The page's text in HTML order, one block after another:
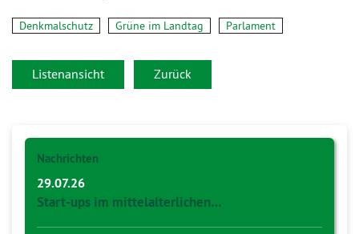
Denkmalschutz Grüne im Landtag Parlament
Listenansicht Zurück
Nachrichten
29.07.26
Start-ups im mittelalterlichen…